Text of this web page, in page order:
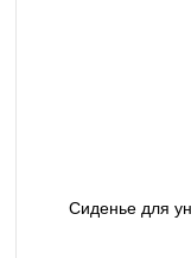
Сиденье для